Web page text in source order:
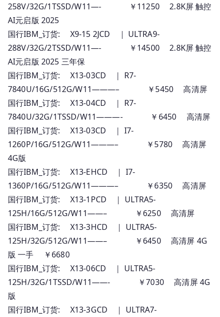
258V/32G/1TSSD/W11—- ￥11250 2.8K屏 触控
AI元启版 2025
国行IBM_订货: X9-15 2JCD ｜ ULTRA9-
288V/32G/2TSSD/W11—- ￥14500 2.8K屏 触控
AI元启版 2025 三年保
国行IBM_订货: X13-03CD ｜ R7-
7840U/16G/512G/W11———– ￥5450 高清屏
国行IBM_订货: X13-04CD ｜ R7-
7840U/32G/1TSSD/W11———- ￥6450 高清屏
国行IBM_订货: X13-03CD ｜ I7-
1260P/16G/512G/W11———– ￥5780 高清屏
4G版
国行IBM_订货: X13-EHCD ｜ I7-
1360P/16G/512G/W11———– ￥6350 高清屏
国行IBM_订货: X13-1PCD ｜ ULTRA5-
125H/16G/512G/W11——– ￥6250 高清屏
国行IBM_订货: X13-3HCD ｜ ULTRA5-
125H/32G/512G/W11——– ￥6450 高清屏 4G
版 一手 ￥6680
国行IBM_订货: X13-06CD ｜ ULTRA5-
125H/32G/1TSSD/W11——- ￥7030 高清屏 4G
版
国行IBM_订货: X13-3GCD ｜ ULTRA7-